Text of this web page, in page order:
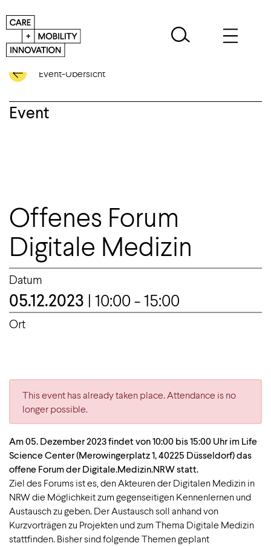
Event-Übersicht
Event
Offenes Forum
Digitale Medizin
Datum
05.12.2023 | 10:00 - 15:00
Ort
This event has already taken place. Attendance is no
longer possible.
Am 05. Dezember 2023 findet von 10:00 bis 15:00 Uhr im Life
Science Center (Merowingerplatz 1, 40225 Düsseldorf) das
offene Forum der Digitale.Medizin.NRW statt.
Ziel des Forums ist es, den Akteuren der Digitalen Medizin in
NRW die Möglichkeit zum gegenseitigen Kennenlernen und
Austausch zu geben. Der Austausch soll anhand von
Kurzvorträgen zu Projekten und zum Thema Digitale Medizin
stattfinden. Bisher sind folgende Themen geplant